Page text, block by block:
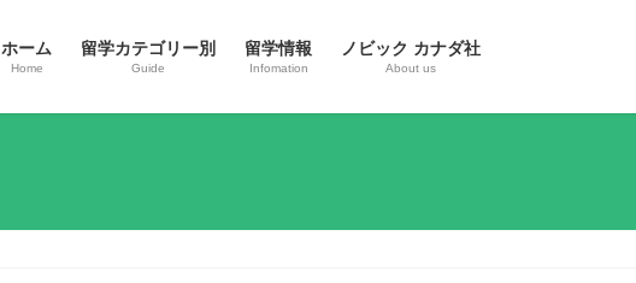
ホーム
Home
留学カテゴリー別
Guide
留学情報
Infomation
ノビック カナダ社
About us